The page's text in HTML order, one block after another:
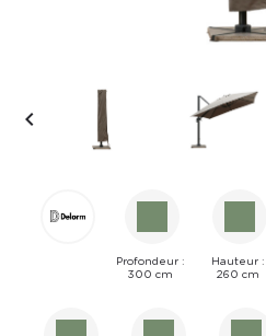

Profondeur :
300 cm
Hauteur :
260 cm